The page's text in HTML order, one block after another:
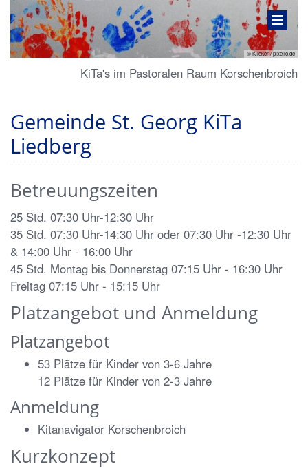
© Klicker / pixelio.de
KiTa's im Pastoralen Raum Korschenbroich
Gemeinde St. Georg KiTa
Liedberg
Betreuungszeiten
25 Std. 07:30 Uhr-12:30 Uhr
35 Std. 07:30 Uhr-14:30 Uhr oder 07:30 Uhr -12:30 Uhr
& 14:00 Uhr - 16:00 Uhr
45 Std. Montag bis Donnerstag 07:15 Uhr - 16:30 Uhr
Freitag 07:15 Uhr - 15:15 Uhr
Platzangebot und Anmeldung
Platzangebot
53 Plätze für Kinder von 3-6 Jahre
12 Plätze für Kinder von 2-3 Jahre
Anmeldung
Kitanavigator Korschenbroich
Kurzkonzept